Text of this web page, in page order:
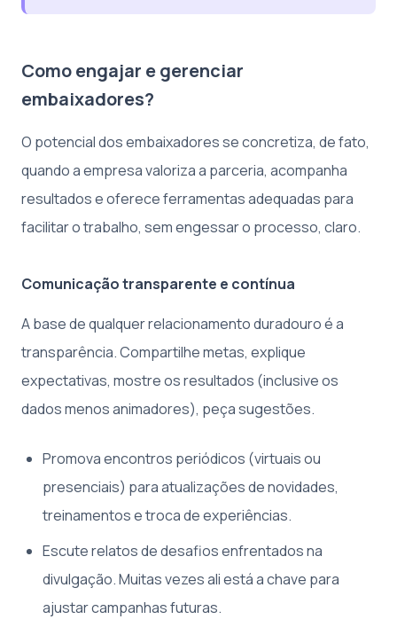
Como engajar e gerenciar
embaixadores?
O potencial dos embaixadores se concretiza, de fato,
quando a empresa valoriza a parceria, acompanha
resultados e oferece ferramentas adequadas para
facilitar o trabalho, sem engessar o processo, claro.
Comunicação transparente e contínua
A base de qualquer relacionamento duradouro é a
transparência. Compartilhe metas, explique
expectativas, mostre os resultados (inclusive os
dados menos animadores), peça sugestões.
Promova encontros periódicos (virtuais ou
presenciais) para atualizações de novidades,
treinamentos e troca de experiências.
Escute relatos de desafios enfrentados na
divulgação. Muitas vezes ali está a chave para
ajustar campanhas futuras.